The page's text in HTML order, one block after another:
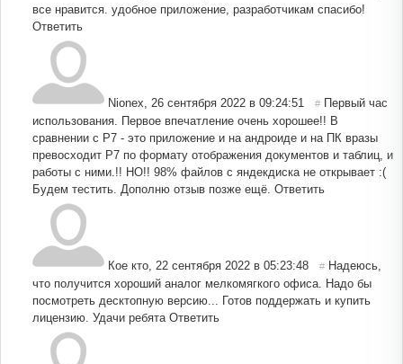
все нравится. удобное приложение, разработчикам спасибо!
Ответить
Nionex, 26 сентября 2022 в 09:24:51 # Первый час
использования. Первое впечатление очень хорошее!! В
сравнении с Р7 - это приложение и на андроиде и на ПК вразы
превосходит Р7 по формату отображения документов и таблиц, и
работы с ними.!! НО!! 98% файлов с яндекдиска не открывает :(
Будем тестить. Дополню отзыв позже ещё. Ответить
Кое кто, 22 сентября 2022 в 05:23:48 # Надеюсь,
что получится хороший аналог мелкомягкого офиса. Надо бы
посмотреть десктопную версию... Готов поддержать и купить
лицензию. Удачи ребята Ответить